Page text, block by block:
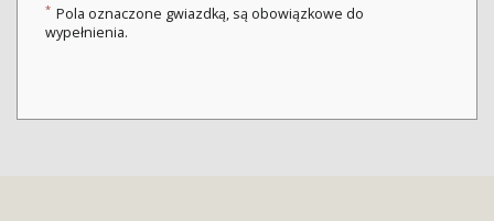
* Pola oznaczone gwiazdką, są obowiązkowe do
wypełnienia.